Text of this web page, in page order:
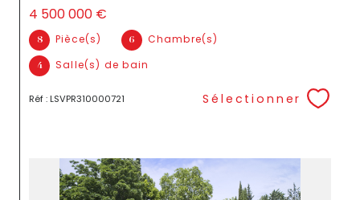
4 500 000 €
8 Pièce(s) 6 Chambre(s)
4 Salle(s) de bain
Réf : LSVPR310000721 Sélectionner